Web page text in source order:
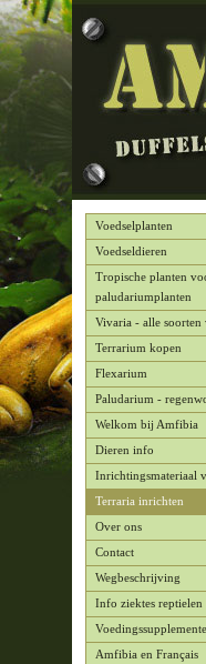
Voedselplanten
Voedseldieren
Tropische planten
paludariumplanten
Vivaria - alle soorten
Terrarium kopen
Flexarium
Paludarium -
Welkom bij Amfibia
Dieren info
Inrichtingsmateriaal
Terraria inrichten
Over ons
Contact
Wegbeschrijving
Info ziektes reptielen
Amfibia en Français